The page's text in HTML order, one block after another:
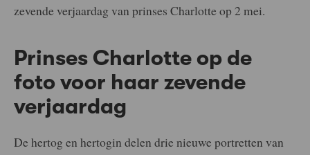
zevende verjaardag van prinses Charlotte op 2 mei.
Prinses Charlotte op de
foto voor haar zevende
verjaardag
De hertog en hertogin delen drie nieuwe portretten van